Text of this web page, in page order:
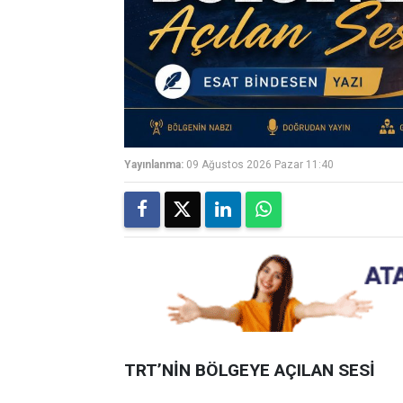
Yayınlanma: 09 Ağustos 2026 Pazar 11:40
TRT’NİN BÖLGEYE AÇILAN SESİ